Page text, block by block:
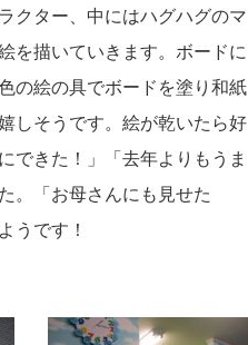
クター、中にはハグハグのマ
を描いていきます。ボードに
の絵の具でボードを塗り和紙
しそうです。絵が乾いたら好
できた！」「去年よりもうま
。「お母さんにも見せた
うです！